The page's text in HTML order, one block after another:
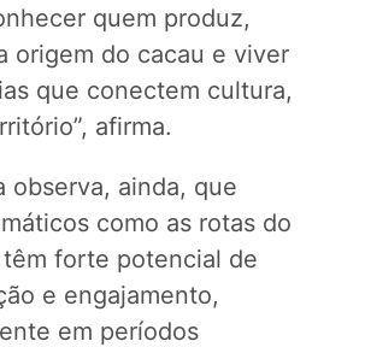
quem produz,
origem do cacau e viver
que conectem cultura,
afirma.
observa, ainda, que
como as rotas do
forte potencial de
e engajamento,
em períodos